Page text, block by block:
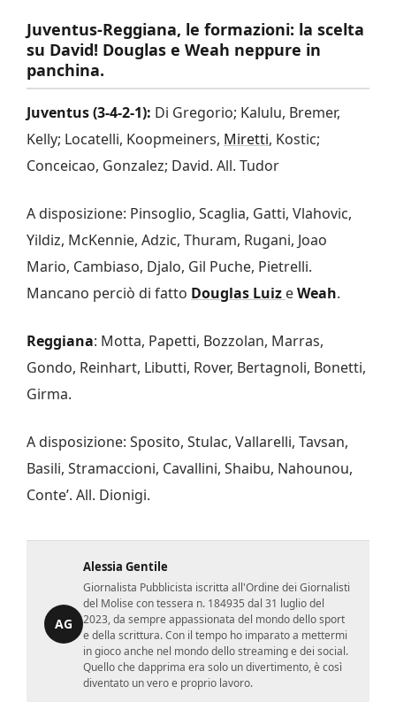
Juventus-Reggiana, le formazioni: la scelta
su David! Douglas e Weah neppure in
panchina.
Juventus (3-4-2-1): Di Gregorio; Kalulu, Bremer,
Kelly; Locatelli, Koopmeiners, Miretti, Kostic;
Conceicao, Gonzalez; David. All. Tudor
A disposizione: Pinsoglio, Scaglia, Gatti, Vlahovic,
Yildiz, McKennie, Adzic, Thuram, Rugani, Joao
Mario, Cambiaso, Djalo, Gil Puche, Pietrelli.
Mancano perciò di fatto Douglas Luiz eWeah.
Reggiana: Motta, Papetti, Bozzolan, Marras,
Gondo, Reinhart, Libutti, Rover, Bertagnoli, Bonetti,
Girma.
A disposizione: Sposito, Stulac, Vallarelli, Tavsan,
Basili, Stramaccioni, Cavallini, Shaibu, Nahounou,
Conte’. All. Dionigi.
AG
Alessia Gentile
Giornalista Pubblicista iscritta all'Ordine dei Giornalisti
del Molise con tessera n. 184935 dal 31 luglio del
2023, da sempre appassionata del mondo dello sport
e della scrittura. Con il tempo ho imparato a mettermi
in gioco anche nel mondo dello streaming e dei social.
Quello che dapprima era solo un divertimento, è così
diventato un vero e proprio lavoro.